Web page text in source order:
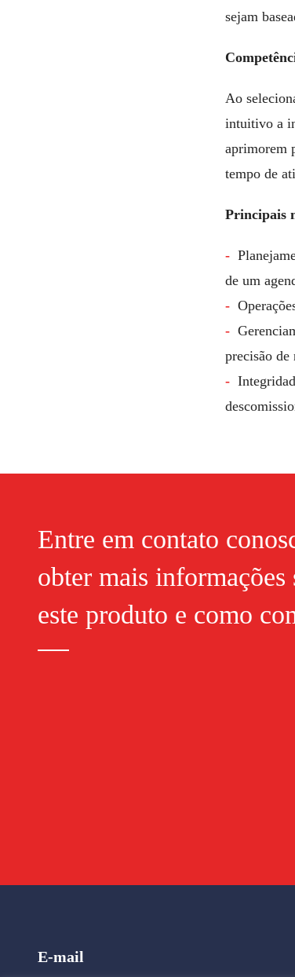
sejam
Ao
intuitivo a
aprimorem
tempo de
Principais
de um
precisão
Entre em contato
obter mais informações
este produto e como
E-mail